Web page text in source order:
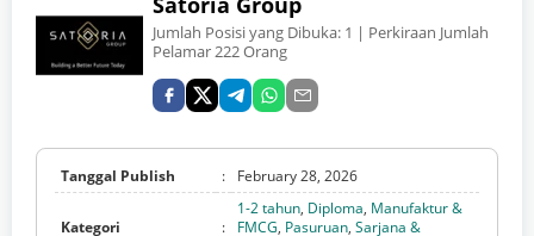
Jumlah Posisi yang Dibuka: 1 | Perkiraan Jumlah
Pelamar 222 Orang
Tanggal Publish : February 28, 2026
Kategori :
1-2 tahun, Diploma, Manufaktur &
FMCG, Pasuruan, Sarjana &